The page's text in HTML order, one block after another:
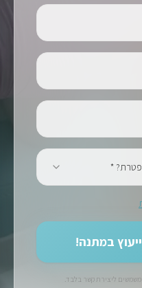
*
במתנה!
ליצירת קשר בלבד.